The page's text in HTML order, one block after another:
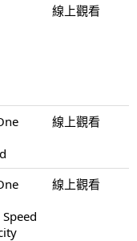
線上觀看
線上觀看
線上觀看